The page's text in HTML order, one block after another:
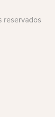
reservados